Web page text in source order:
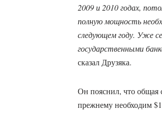
2009 и 2010 годах,
полную мощность
следующем году. Уже
государственными
сказал Друзяка.
Он пояснил, что общая
прежнему необходим